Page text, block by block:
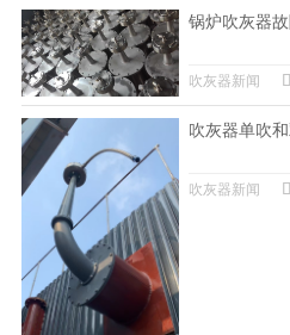
锅炉吹灰器
吹灰器新闻
吹灰器单吹
吹灰器新闻